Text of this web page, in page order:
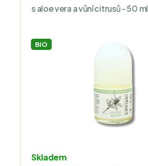
s aloe vera a vůní citrusů - 50 ml
BIO
Skladem